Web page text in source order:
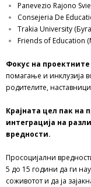
Panevezio Rajono
Consejeria De
Trakia University
Friends of Education
Фокус на
помагање и инклузија
родителите,
Крајната цел пак на
интеграција на
вредности.
Просоцијални
5 до 15 години да ги
соживотот и да ја